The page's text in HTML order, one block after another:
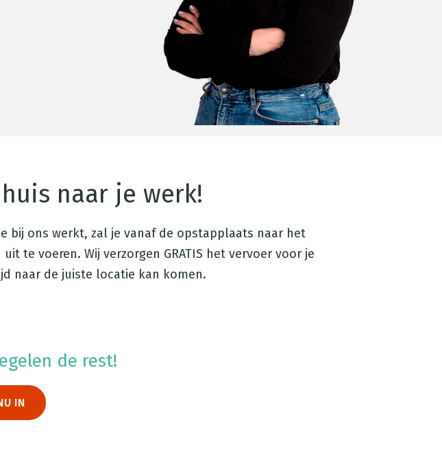
naar je werk!
bij ons werkt, zal je vanaf de opstapplaats naar het
te voeren. Wij verzorgen GRATIS het vervoer voor je
naar de juiste locatie kan komen.
de rest!
IN